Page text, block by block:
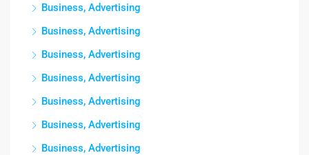
Business, Advertising
Business, Advertising
Business, Advertising
Business, Advertising
Business, Advertising
Business, Advertising
Business, Advertising